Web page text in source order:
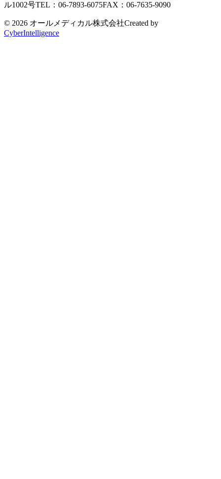
ル1002号TEL：06-7893-6075FAX：06-7635-9090
© 2026 オールメディカル株式会社Created by
CyberIntelligence